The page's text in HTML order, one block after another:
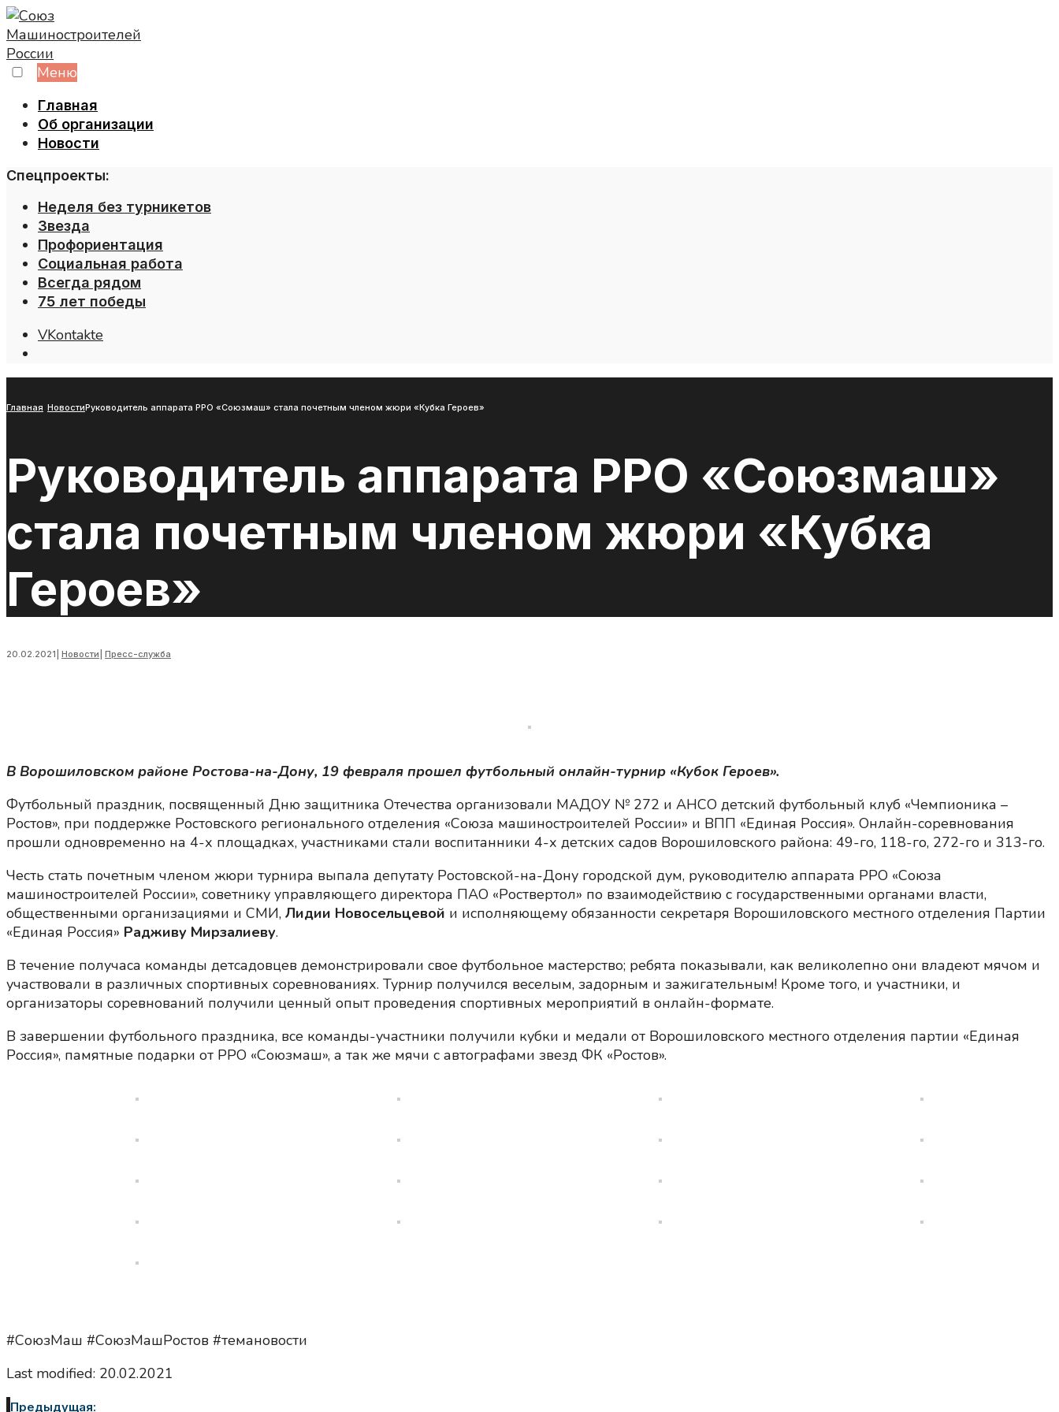
Skip
to
content
Меню
Главная
Об организации
Новости
Спецпроекты:
Неделя без турникетов
Звезда
Профориентация
Социальная работа
Всегда рядом
75 лет победы
VKontakte
Главная НовостиРуководитель аппарата РРО «Союзмаш» стала почетным членом жюри «Кубка Героев»
Руководитель аппарата РРО «Союзмаш»
стала почетным членом жюри «Кубка
Героев»
20.02.2021 Новости Пресс-служба
В Ворошиловском районе Ростова-на-Дону, 19 февраля прошел футбольный онлайн-турнир «Кубок Героев».
Футбольный праздник, посвященный Дню защитника Отечества организовали МАДОУ № 272 и АНСО детский футбольный клуб «Чемпионика –
Ростов», при поддержке Ростовского регионального отделения «Союза машиностроителей России» и ВПП «Единая Россия». Онлайн-соревнования
прошли одновременно на 4-х площадках, участниками стали воспитанники 4-х детских садов Ворошиловского района: 49-го, 118-го, 272-го и 313-го.
Честь стать почетным членом жюри турнира выпала депутату Ростовской-на-Дону городской дум, руководителю аппарата РРО «Союза
машиностроителей России», советнику управляющего директора ПАО «Роствертол» по взаимодействию с государственными органами власти,
общественными организациями и СМИ, Лидии Новосельцевой и исполняющему обязанности секретаря Ворошиловского местного отделения Партии
«Единая Россия» Радживу Мирзалиеву.
В течение получаса команды детсадовцев демонстрировали свое футбольное мастерство; ребята показывали, как великолепно они владеют мячом и
участвовали в различных спортивных соревнованиях. Турнир получился веселым, задорным и зажигательным! Кроме того, и участники, и
организаторы соревнований получили ценный опыт проведения спортивных мероприятий в онлайн-формате.
В завершении футбольного праздника, все команды-участники получили кубки и медали от Ворошиловского местного отделения партии «Единая
Россия», памятные подарки от РРО «Союзмаш», а так же мячи с автографами звезд ФК «Ростов».
#СоюзМаш #СоюзМашРостов #темановости
Last modified: 20.02.2021
Предыдущая: